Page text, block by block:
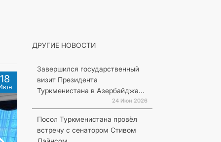
18
ДРУГИЕ НОВОСТИ
Завершился государственный
визит Президента
Туркменистана в Азербайджа...
24 Июн 2026
Посол Туркменистана провёл
встречу с сенатором Стивом